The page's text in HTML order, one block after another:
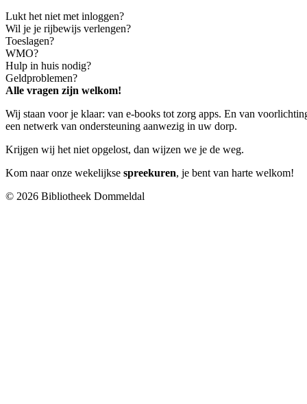
Lukt het niet met inloggen?
Wil je je rijbewijs verlengen?
Toeslagen?
WMO?
Hulp in huis nodig?
Geldproblemen?
Alle vragen zijn welkom!
Wij staan voor je klaar: van e-books tot zorg apps. En van
een netwerk van ondersteuning aanwezig in uw dorp.
Krijgen wij het niet opgelost, dan wijzen we je de weg.
Kom naar onze wekelijkse spreekuren, je bent van harte welkom!
© 2026 Bibliotheek Dommeldal